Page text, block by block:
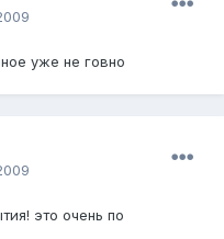
уже не говно
это очень по